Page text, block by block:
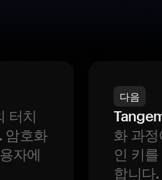
터치
암호화
자에
다음
화 과
인 키
합니다.